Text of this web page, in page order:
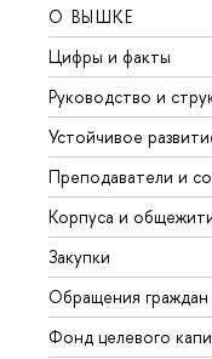
О ВЫШКЕ
Цифры и факты
Руководство и
Устойчивое
Преподаватели и
Корпуса и
Закупки
Обращения
Фонд целевого